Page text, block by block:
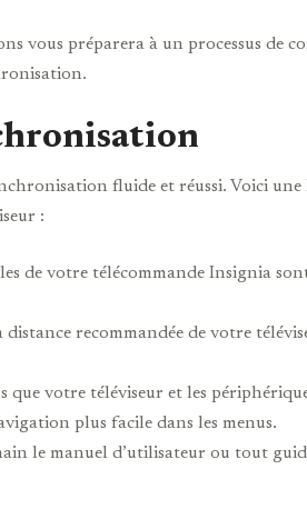
vous préparera à un processus de
fluide et réussi. Voici
:
de votre télécommande Insignia
distance recommandée de votre
que votre téléviseur et les
plus facile dans les menus.
le manuel d’utilisateur ou tout